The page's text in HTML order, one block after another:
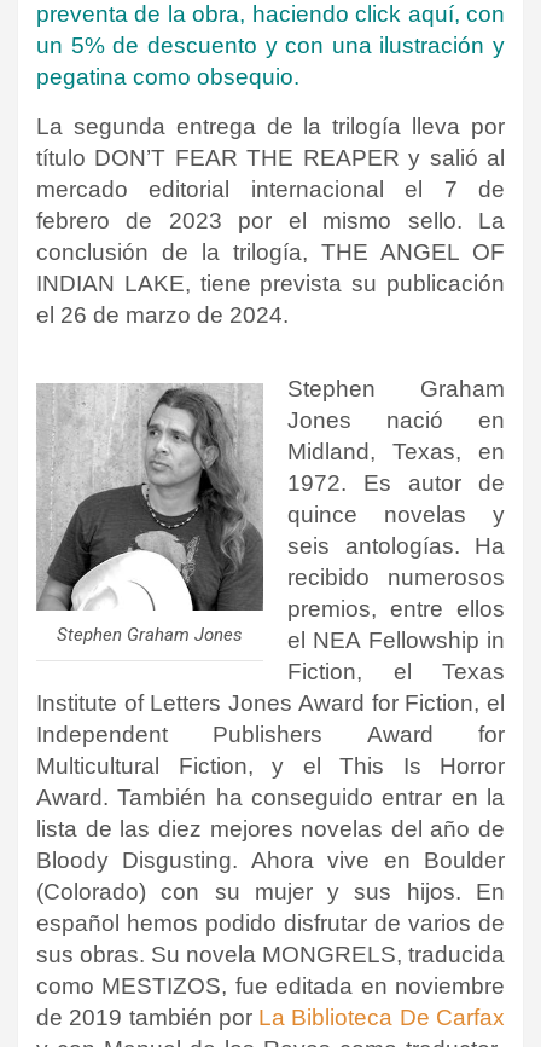
preventa de la obra, haciendo click aquí, con
un 5% de descuento y con una ilustración y
pegatina como obsequio.
La segunda entrega de la trilogía lleva por
título DON’T FEAR THE REAPER y salió al
mercado editorial internacional el 7 de
febrero de 2023 por el mismo sello. La
conclusión de la trilogía, THE ANGEL OF
INDIAN LAKE, tiene prevista su publicación
el 26 de marzo de 2024.
Stephen Graham Jones
Stephen Graham
Jones nació en
Midland, Texas, en
1972. Es autor de
quince novelas y
seis antologías. Ha
recibido numerosos
premios, entre ellos
el NEA Fellowship in
Fiction, el Texas
Institute of Letters Jones Award for Fiction, el
Independent Publishers Award for
Multicultural Fiction, y el This Is Horror
Award. También ha conseguido entrar en la
lista de las diez mejores novelas del año de
Bloody Disgusting. Ahora vive en Boulder
(Colorado) con su mujer y sus hijos. En
español hemos podido disfrutar de varios de
sus obras. Su novela MONGRELS, traducida
como MESTIZOS, fue editada en noviembre
de 2019 también por La Biblioteca De Carfax